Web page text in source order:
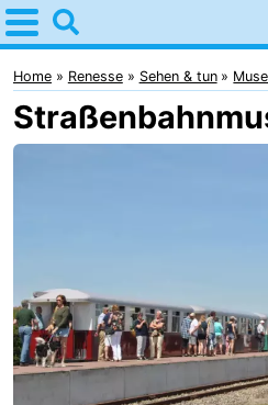
Home
Renesse
Tipps
-
Port
-
Home Renesse Sehen & tun